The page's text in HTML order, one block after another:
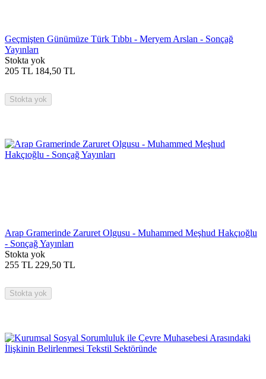
Geçmişten Günümüze Türk Tıbbı - Meryem Arslan - Sonçağ
Yayınları
Stokta yok
205 TL 184,50 TL
Stokta yok
Arap Gramerinde Zaruret Olgusu - Muhammed Meşhud Hakçıoğlu
- Sonçağ Yayınları
Stokta yok
255 TL 229,50 TL
Stokta yok